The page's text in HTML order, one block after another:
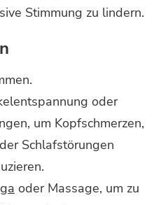
Stimmung zu lindern.
oder
um Kopfschmerzen,
Schlafstörungen
oder Massage, um zu